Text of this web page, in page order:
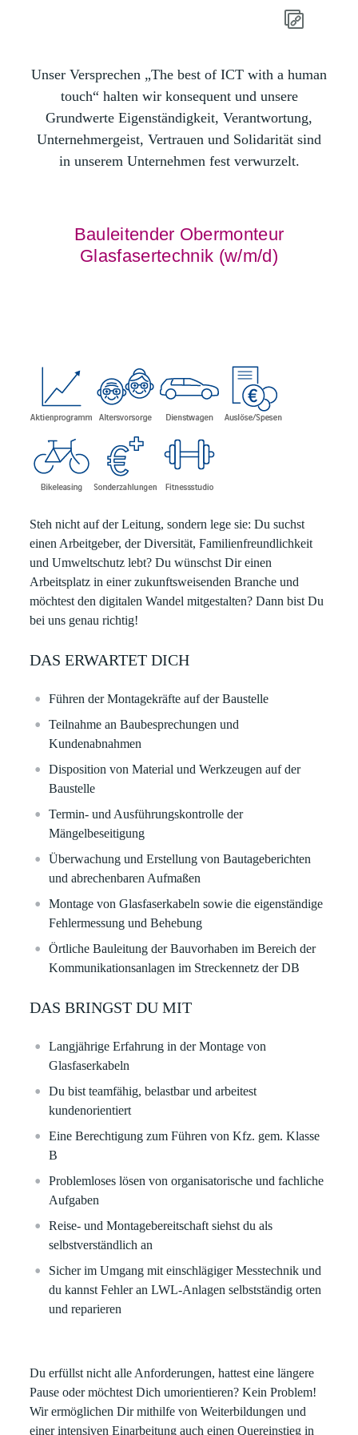
Unser Versprechen „The best of ICT with a human
touch“ halten wir konsequent und unsere
Grundwerte Eigenständigkeit, Verantwortung,
Unternehmergeist, Vertrauen und Solidarität sind
in unserem Unternehmen fest verwurzelt.
Bauleitender Obermonteur
Glasfasertechnik (w/m/d)
Steh nicht auf der Leitung, sondern lege sie: Du suchst
einen Arbeitgeber, der Diversität, Familienfreundlichkeit
und Umweltschutz lebt? Du wünschst Dir einen
Arbeitsplatz in einer zukunftsweisenden Branche und
möchtest den digitalen Wandel mitgestalten? Dann bist Du
bei uns genau richtig!
DAS ERWARTET DICH
Führen der Montagekräfte auf der Baustelle
Teilnahme an Baubesprechungen und
Kundenabnahmen
Disposition von Material und Werkzeugen auf der
Baustelle
Termin- und Ausführungskontrolle der
Mängelbeseitigung
Überwachung und Erstellung von Bautageberichten
und abrechenbaren Aufmaßen
Montage von Glasfaserkabeln sowie die eigenständige
Fehlermessung und Behebung
Örtliche Bauleitung der Bauvorhaben im Bereich der
Kommunikationsanlagen im Streckennetz der DB
DAS BRINGST DU MIT
Langjährige Erfahrung in der Montage von
Glasfaserkabeln
Du bist teamfähig, belastbar und arbeitest
kundenorientiert
Eine Berechtigung zum Führen von Kfz. gem. Klasse
B
Problemloses lösen von organisatorische und fachliche
Aufgaben
Reise- und Montagebereitschaft siehst du als
selbstverständlich an
Sicher im Umgang mit einschlägiger Messtechnik und
du kannst Fehler an LWL-Anlagen selbstständig orten
und reparieren
Du erfüllst nicht alle Anforderungen, hattest eine längere
Pause oder möchtest Dich umorientieren? Kein Problem!
Wir ermöglichen Dir mithilfe von Weiterbildungen und
einer intensiven Einarbeitung auch einen Quereinstieg in